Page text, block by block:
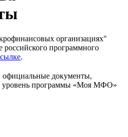
организациях"
российского программного
.
официальные документы,
уровень программы «Моя МФО»